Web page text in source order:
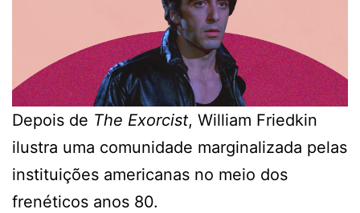
Depois de The Exorcist, William Friedkin
ilustra uma comunidade marginalizada pelas
instituições americanas no meio dos
frenéticos anos 80.